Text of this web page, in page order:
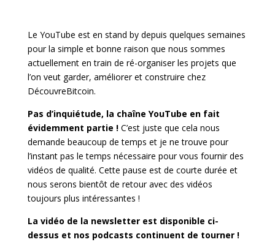
Le YouTube est en stand by depuis quelques semaines
pour la simple et bonne raison que nous sommes
actuellement en train de ré-organiser les projets que
l’on veut garder, améliorer et construire chez
DécouvreBitcoin.
Pas d’inquiétude, la chaîne YouTube en fait
évidemment partie !C’est juste que cela nous
demande beaucoup de temps et je ne trouve pour
l’instant pas le temps nécessaire pour vous fournir des
vidéos de qualité. Cette pause est de courte durée et
nous serons bientôt de retour avec des vidéos
toujours plus intéressantes !
La vidéo de la newsletter est disponible ci-
dessus et nos podcasts continuent de tourner !